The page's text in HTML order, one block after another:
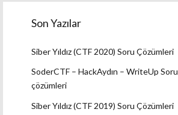
Son Yazılar
Siber Yıldız (CTF 2020) Soru Çözümleri
SoderCTF – HackAydın – WriteUp Soru
çözümleri
Siber Yıldız (CTF 2019) Soru Çözümleri